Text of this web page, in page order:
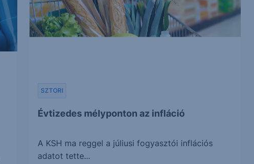
Évtizedes mélyponton az infláció
SZTORI
A KSH ma reggel a júliusi fogyasztói inflációs
adatot tette...